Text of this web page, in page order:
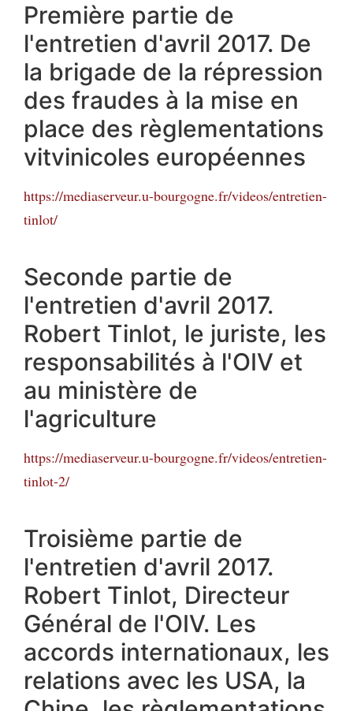
Première partie de
l'entretien d'avril 2017. De
la brigade de la répression
des fraudes à la mise en
place des règlementations
vitvinicoles européennes
https://mediaserveur.u-bourgogne.fr/videos/entretien-
tinlot/
Seconde partie de
l'entretien d'avril 2017.
Robert Tinlot, le juriste, les
responsabilités à l'OIV et
au ministère de
l'agriculture
https://mediaserveur.u-bourgogne.fr/videos/entretien-
tinlot-2/
Troisième partie de
l'entretien d'avril 2017.
Robert Tinlot, Directeur
Général de l'OIV. Les
accords internationaux, les
relations avec les USA, la